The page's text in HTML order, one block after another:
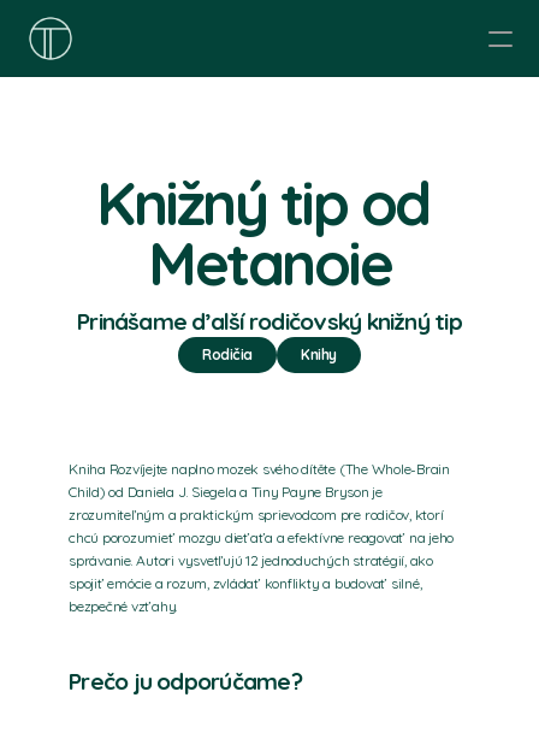
Etický kodexKnižný tip od
Metanoie
Prinášame ďalší rodičovský knižný tip
Rodičia Knihy
Kniha Rozvíjejte naplno mozek svého dítěte (The Whole-Brain
Child) od Daniela J. Siegela a Tiny Payne Bryson je
zrozumiteľným a praktickým sprievodcom pre rodičov, ktorí
chcú porozumieť mozgu dieťaťa a efektívne reagovať na jeho
správanie. Autori vysvetľujú 12 jednoduchých stratégií, ako
spojiť emócie a rozum, zvládať konflikty a budovať silné,
bezpečné vzťahy.
Prečo ju odporúčame?